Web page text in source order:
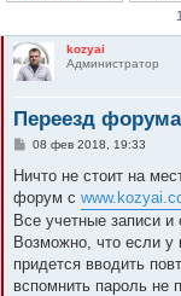
kozyai
Администратор
Переезд
С
о
щ
е
н
и
е
08 фев 2018, 19:33
Ничто не стоит на
форум с
Все учетные записи и
Возможно, что если у
придется вводить
вспомнить пароль не